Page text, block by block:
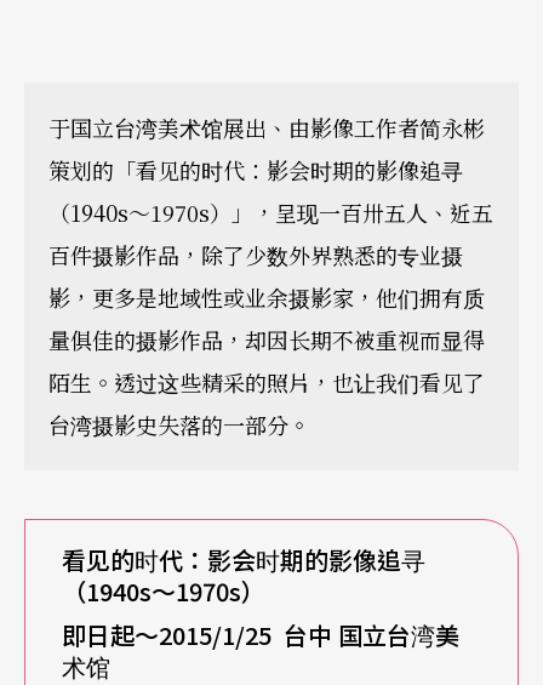
于国立台湾美术馆展出、由影像工作者简永彬
策划的「看见的时代：影会时期的影像追寻
（1940s～1970s）」，呈现一百卅五人、近五
百件摄影作品，除了少数外界熟悉的专业摄
影，更多是地域性或业余摄影家，他们拥有质
量俱佳的摄影作品，却因长期不被重视而显得
陌生。透过这些精采的照片，也让我们看见了
台湾摄影史失落的一部分。
看见的时代： 影会时期的影像追寻
（1940s～1970s）
即日起～2015/1/25 台中 国立台湾美
术馆